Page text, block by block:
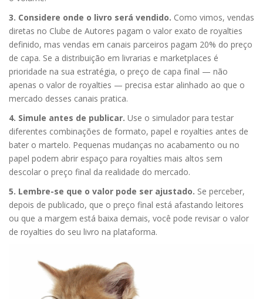
3. Considere onde o livro será vendido. Como vimos, vendas
diretas no Clube de Autores pagam o valor exato de royalties
definido, mas vendas em canais parceiros pagam 20% do preço
de capa. Se a distribuição em livrarias e marketplaces é
prioridade na sua estratégia, o preço de capa final — não
apenas o valor de royalties — precisa estar alinhado ao que o
mercado desses canais pratica.
4. Simule antes de publicar. Use o simulador para testar
diferentes combinações de formato, papel e royalties antes de
bater o martelo. Pequenas mudanças no acabamento ou no
papel podem abrir espaço para royalties mais altos sem
descolar o preço final da realidade do mercado.
5. Lembre-se que o valor pode ser ajustado. Se perceber,
depois de publicado, que o preço final está afastando leitores
ou que a margem está baixa demais, você pode revisar o valor
de royalties do seu livro na plataforma.